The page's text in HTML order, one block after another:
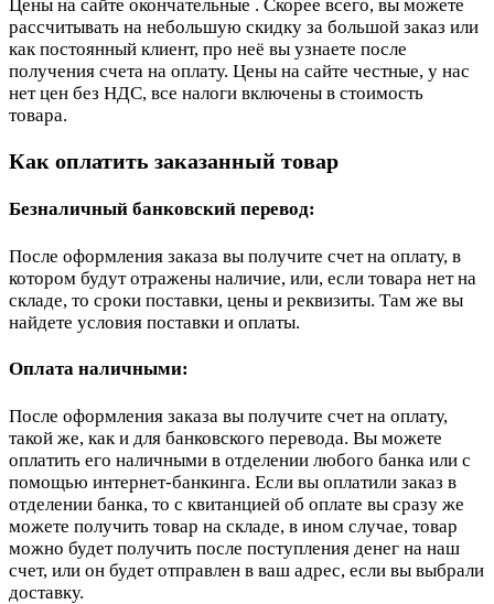
Цены на сайте окончательные . Скорее всего, вы можете
рассчитывать на небольшую скидку за большой заказ или
как постоянный клиент, про неё вы узнаете после
получения счета на оплату. Цены на сайте честные, у нас
нет цен без НДС, все налоги включены в стоимость
товара.
Как оплатить заказанный товар
Безналичный банковский перевод:
После оформления заказа вы получите счет на оплату, в
котором будут отражены наличие, или, если товара нет на
складе, то сроки поставки, цены и реквизиты. Там же вы
найдете условия поставки и оплаты.
Оплата наличными:
После оформления заказа вы получите счет на оплату,
такой же, как и для банковского перевода. Вы можете
оплатить его наличными в отделении любого банка или с
помощью интернет-банкинга. Если вы оплатили заказ в
отделении банка, то с квитанцией об оплате вы сразу же
можете получить товар на складе, в ином случае, товар
можно будет получить после поступления денег на наш
счет, или он будет отправлен в ваш адрес, если вы выбрали
доставку.